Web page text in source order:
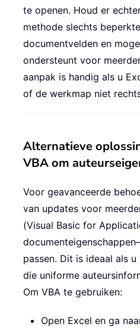
te openen. Houd er
methode slechts
documentvelden en
ondersteunt voor
aanpak is handig als u
of de werkmap niet
Alternatieve
VBA om
Voor geavanceerde
van updates voor
(Visual Basic for
passen. Dit is ideaal als
die uniforme
Om VBA te gebruiken:
Open Excel en ga